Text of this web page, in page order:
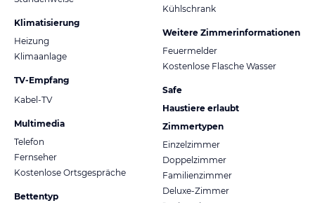
Klimatisierung
Heizung
Klimaanlage
TV-Empfang
Kabel-TV
Multimedia
Telefon
Fernseher
Kostenlose Ortsgespräche
Bettentyp
Kühlschrank
Weitere Zimmerinformationen
Feuermelder
Kostenlose Flasche Wasser
Safe
Haustiere erlaubt
Zimmertypen
Einzelzimmer
Doppelzimmer
Familienzimmer
Deluxe-Zimmer